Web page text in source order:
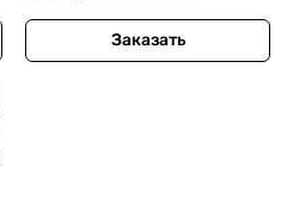
Заказать